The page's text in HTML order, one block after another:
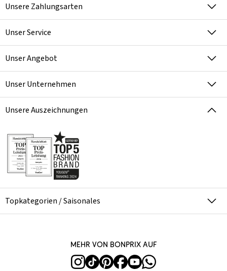
Unsere Zahlungsarten
Unser Service
Unser Angebot
Unser Unternehmen
Unsere Auszeichnungen
Topkategorien / Saisonales
Mehr von bonprix auf